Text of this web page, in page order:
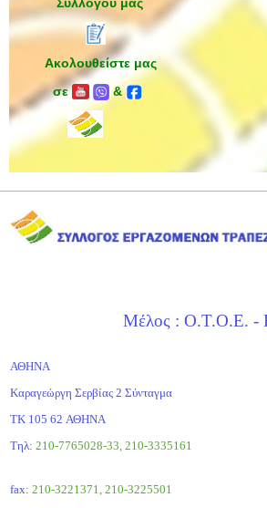
Συλλόγου μας
Ακολουθείστε μας
σε
&
Μέλος : Ο.Τ.Ο.Ε. -
ΑΘΗΝΑ
Καραγεώργη Σερβίας 2 Σύνταγμα
ΤΚ 105 62 ΑΘΗΝΑ
Τηλ: 210-7765028-33, 210-3335161
fax: 210-3221371, 210-3225501